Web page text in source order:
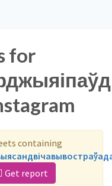
for
containing
Get report